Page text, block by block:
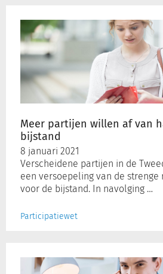
Meer partijen willen af van
bijstand
8 januari 2021
Verscheidene partijen in de
een versoepeling van de strenge
voor de bijstand. In navolging …
Participatiewet
partijen
willen
van
harde
voor
bijstand
strenger